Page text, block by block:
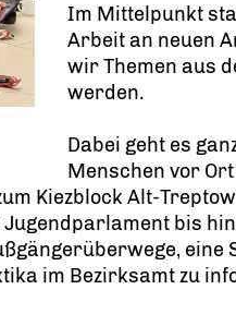
Im Mittelpunkt
Arbeit an neuen
wir Themen aus
werden.
Dabei geht es
Menschen vor
Kiezblock Alt-
bis
im Bezirksamt zu